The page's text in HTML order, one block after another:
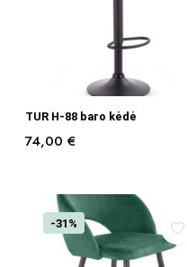
Į KREPŠELĮ
TUR H-88 baro kėdė
74,00€
-31%